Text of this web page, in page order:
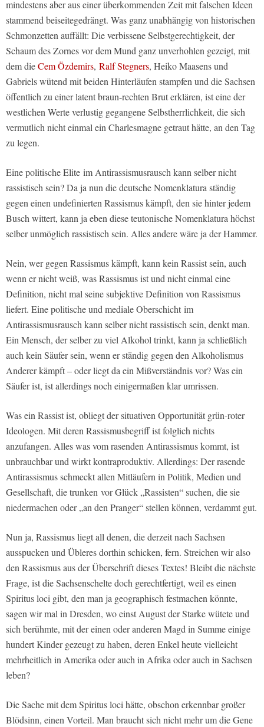
mindestens aber aus einer überkommenden Zeit mit falschen Ideen
stammend beiseitegedrängt. Was ganz unabhängig von historischen
Schmonzetten auffällt: Die verbissene Selbstgerechtigkeit, der
Schaum des Zornes vor dem Mund ganz unverhohlen gezeigt, mit
dem dieCem Özdemirs, Ralf Stegners, Heiko Maasens und
Gabriels wütend mit beiden Hinterläufen stampfen und die Sachsen
öffentlich zu einer latent braun-rechten Brut erklären, ist eine der
westlichen Werte verlustig gegangene Selbstherrlichkeit, die sich
vermutlich nicht einmal ein Charlesmagne getraut hätte, an den Tag
zu legen.
Eine politische Elite im Antirassismusrausch kann selber nicht
rassistisch sein? Da ja nun die deutsche Nomenklatura ständig
gegen einen undefinierten Rassismus kämpft, den sie hinter jedem
Busch wittert, kann ja eben diese teutonische Nomenklatura höchst
selber unmöglich rassistisch sein. Alles andere wäre ja der Hammer.
Nein, wer gegen Rassismus kämpft, kann kein Rassist sein, auch
wenn er nicht weiß, was Rassismus ist und nicht einmal eine
Definition, nicht mal seine subjektive Definition von Rassismus
liefert. Eine politische und mediale Oberschicht im
Antirassismusrausch kann selber nicht rassistisch sein, denkt man.
Ein Mensch, der selber zu viel Alkohol trinkt, kann ja schließlich
auch kein Säufer sein, wenn er ständig gegen den Alkoholismus
Anderer kämpft – oder liegt da ein Mißverständnis vor? Was ein
Säufer ist, ist allerdings noch einigermaßen klar umrissen.
Was ein Rassist ist, obliegt der situativen Opportunität grün-roter
Ideologen. Mit deren Rassismusbegriff ist folglich nichts
anzufangen. Alles was vom rasenden Antirassismus kommt, ist
unbrauchbar und wirkt kontraproduktiv. Allerdings: Der rasende
Antirassismus schmeckt allen Mitläufern in Politik, Medien und
Gesellschaft, die trunken vor Glück „Rassisten“ suchen, die sie
niedermachen oder „an den Pranger“ stellen können, verdammt gut.
Nun ja, Rassismus liegt all denen, die derzeit nach Sachsen
ausspucken und Übleres dorthin schicken, fern. Streichen wir also
den Rassismus aus der Überschrift dieses Textes! Bleibt die nächste
Frage, ist die Sachsenschelte doch gerechtfertigt, weil es einen
Spiritus loci gibt, den man ja geographisch festmachen könnte,
sagen wir mal in Dresden, wo einst August der Starke wütete und
sich berühmte, mit der einen oder anderen Magd in Summe einige
hundert Kinder gezeugt zu haben, deren Enkel heute vielleicht
mehrheitlich in Amerika oder auch in Afrika oder auch in Sachsen
leben?
Die Sache mit dem Spiritus loci hätte, obschon erkennbar großer
Blödsinn, einen Vorteil. Man braucht sich nicht mehr um die Gene